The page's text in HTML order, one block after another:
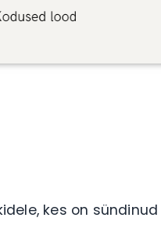
kes on